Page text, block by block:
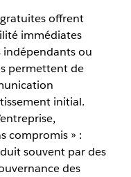
offrent
immédiates
indépendants ou
permettent de
initial.
compromis » :
souvent par des
des